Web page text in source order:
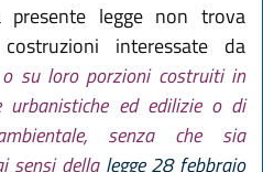
presente legge non trova
interessate da
su loro porzioni costruiti in
urbanistiche ed edilizie o di
senza che sia
sensi della legge 28 febbraio